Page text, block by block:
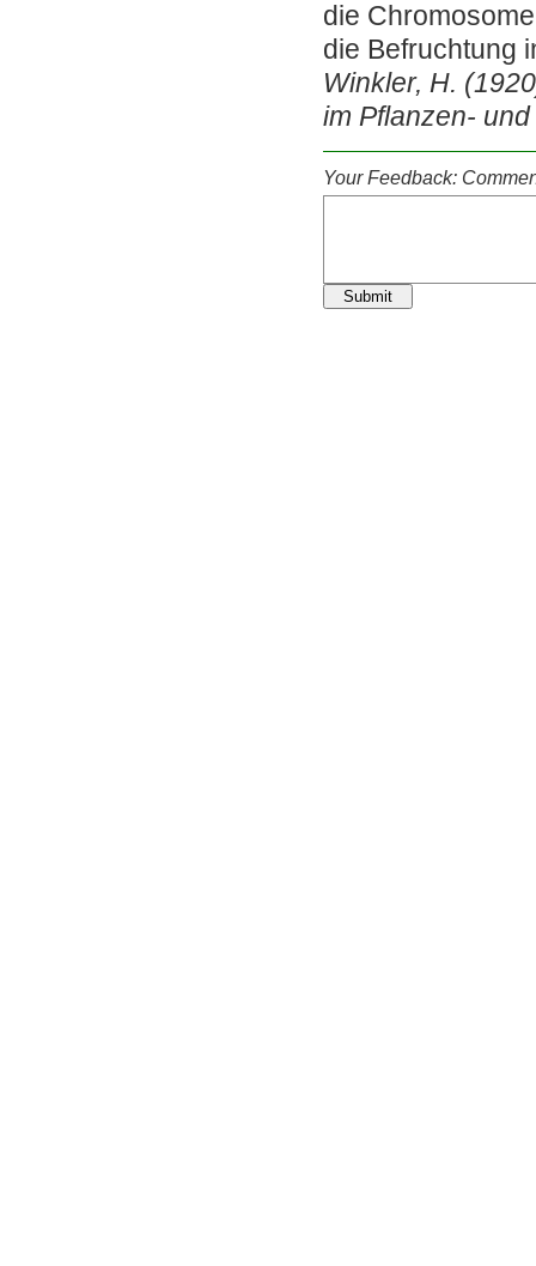
die
die Befruchtung
Winkler, H.
im Pflanzen-
Your Feedback:
Submit